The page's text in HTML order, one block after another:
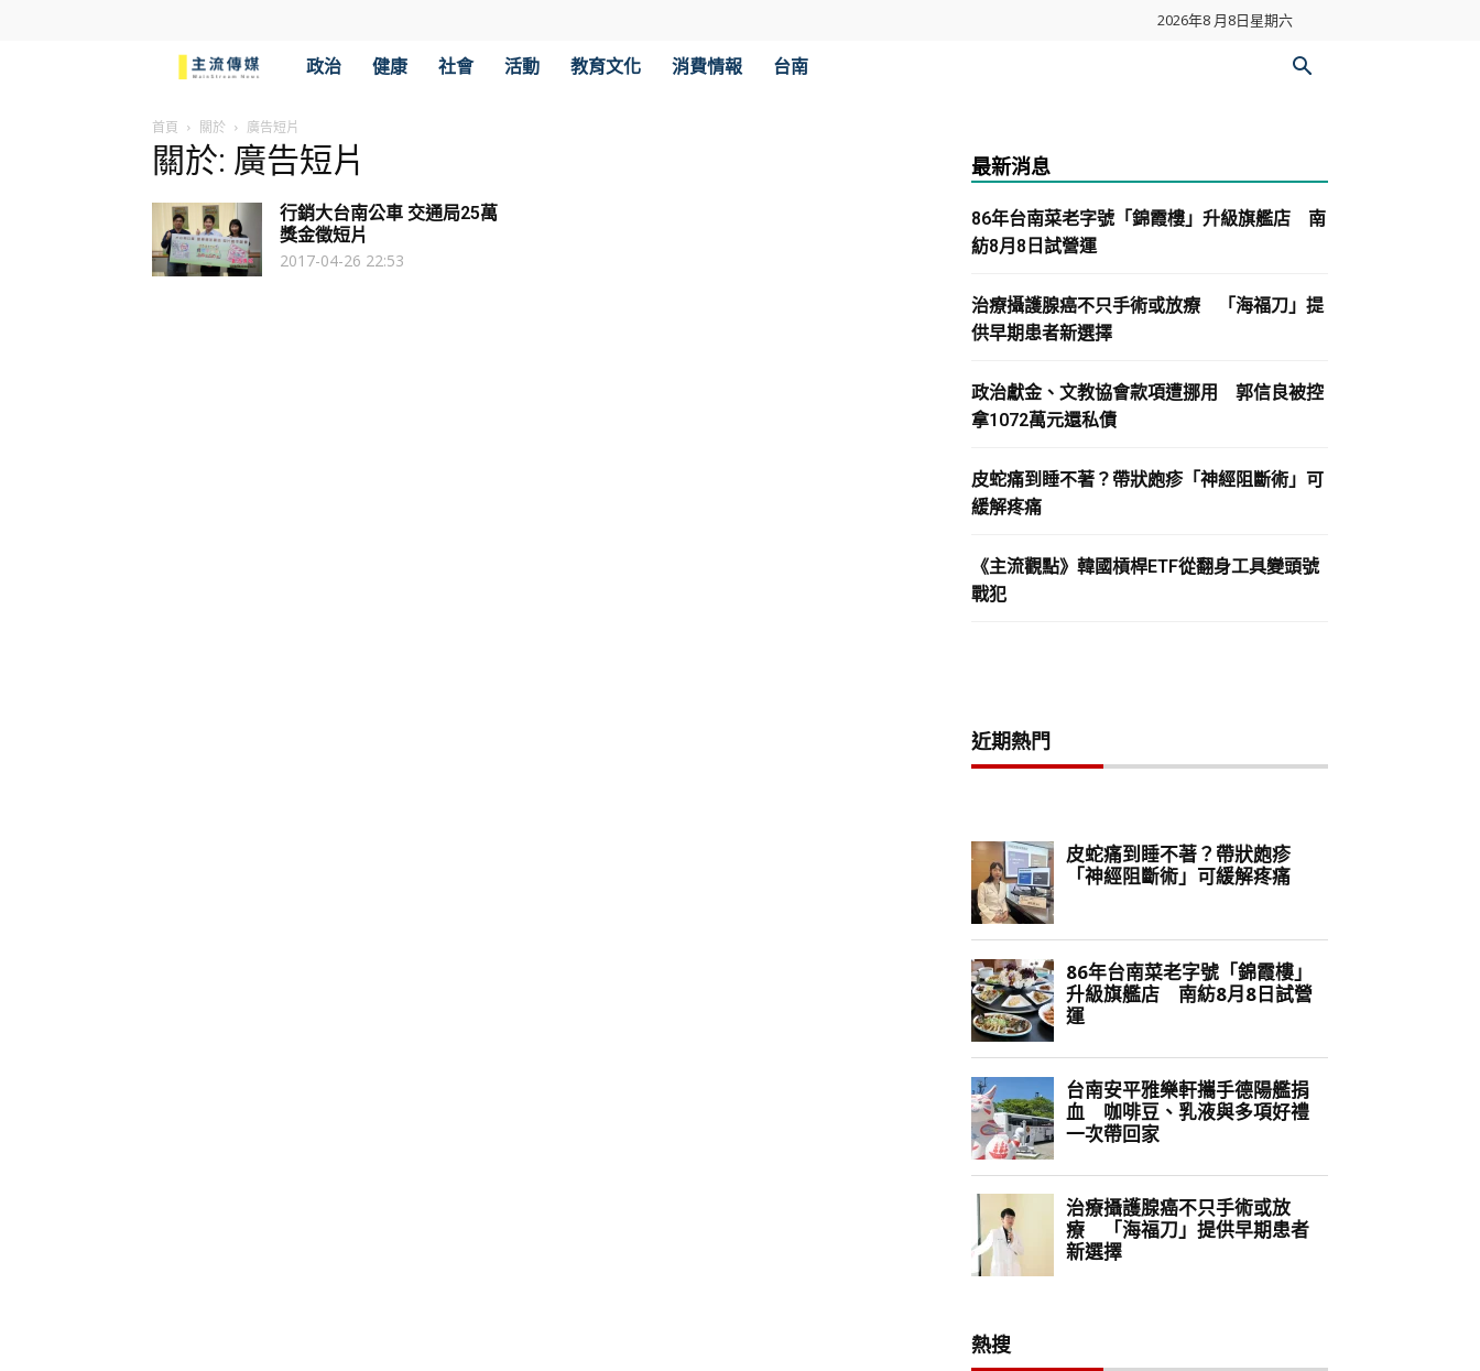
2026年8 月8日星期六
流
傳
媒
政治 健康 社會 活動 教育文化 消費情報 台南
首頁 關於 廣告短片
關於: 廣告短片
行銷大台南公車 交通局25萬
獎金徵短片
2017-04-26 22:53
最新消息
86年台南菜老字號「錦霞樓」升級旗艦店 南
紡8月8日試營運
治療攝護腺癌不只手術或放療 「海福刀」提
供早期患者新選擇
政治獻金、文教協會款項遭挪用 郭信良被控
拿1072萬元還私債
皮蛇痛到睡不著？帶狀皰疹「神經阻斷術」可
緩解疼痛
《主流觀點》韓國槓桿ETF從翻身工具變頭號
戰犯
近期熱門
熱搜